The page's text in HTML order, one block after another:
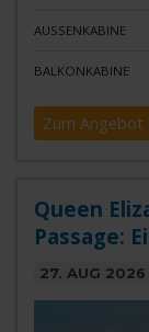
AUSSENKABINE
BALKONKABINE
Zum Angebot
Queen
Passage:
27. AUG 2026